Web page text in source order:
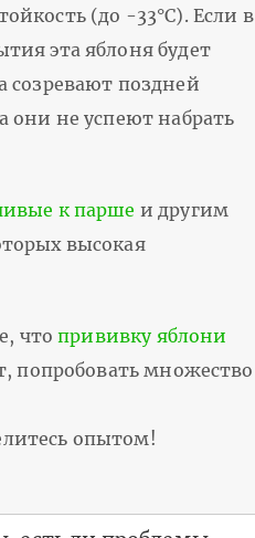
(до -33°С). Если в
эта яблоня будет
созревают поздней
они не успеют набрать
к парше и другим
высокая
чтопрививку яблони
попробовать множество
опытом!